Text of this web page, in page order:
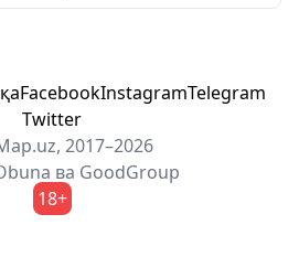
FacebookInstagramTelegram
Twitter
2017–2026
ва GoodGroup
18+